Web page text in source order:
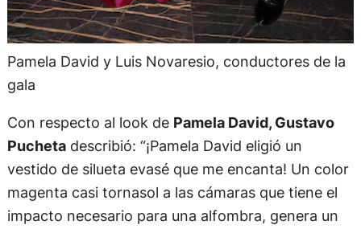
Pamela David y Luis Novaresio, conductores de la
gala
Con respecto al look de Pamela David, Gustavo
Puchetadescribió: “¡Pamela David eligió un
vestido de silueta evasé que me encanta! Un color
magenta casi tornasol a las cámaras que tiene el
impacto necesario para una alfombra, genera un